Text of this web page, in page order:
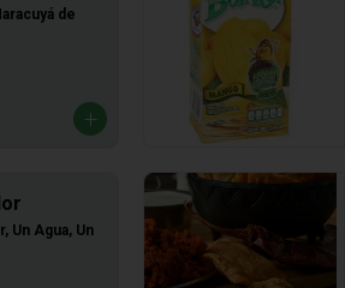
de
Un Agua, Un